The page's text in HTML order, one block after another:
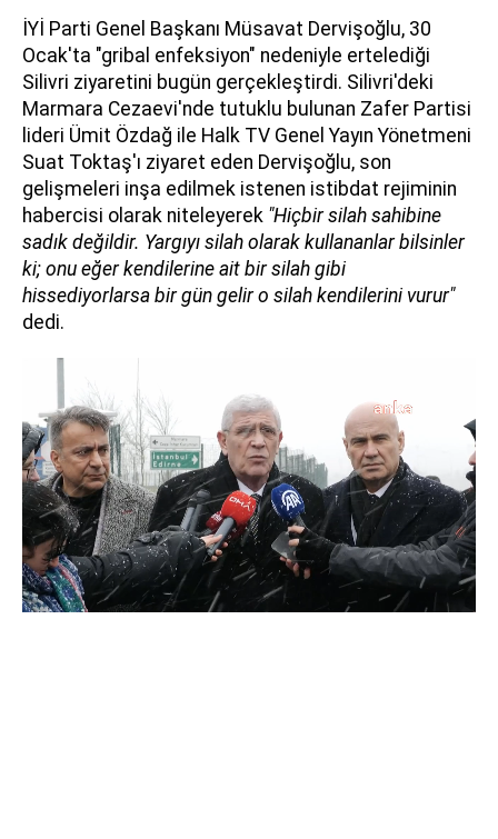
İYİ Parti Genel Başkanı Müsavat Dervişoğlu, 30
Ocak'ta "gribal enfeksiyon" nedeniyle ertelediği
Silivri ziyaretini bugün gerçekleştirdi. Silivri'deki
Marmara Cezaevi'nde tutuklu bulunan Zafer Partisi
lideri Ümit Özdağ ile Halk TV Genel Yayın Yönetmeni
Suat Toktaş'ı ziyaret eden Dervişoğlu, son
gelişmeleri inşa edilmek istenen istibdat rejiminin
habercisi olarak niteleyerek "Hiçbir silah sahibine
sadık değildir. Yargıyı silah olarak kullananlar bilsinler
ki; onu eğer kendilerine ait bir silah gibi
hissediyorlarsa bir gün gelir o silah kendilerini vurur"
dedi.